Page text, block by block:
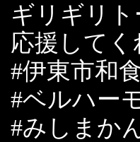
ギリギリ
応援して
#伊東市和
#ベルハー
#みしまか